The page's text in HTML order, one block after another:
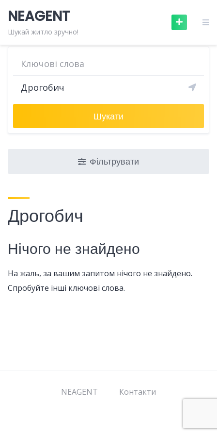
content
NEAGENT
Шукай житло зручно!
Шукати
Фільтрувати
Дрогобич
Нічого не знайдено
На жаль, за вашим запитом нічого не знайдено.
Спробуйте інші ключові слова.
NEAGENT Контакти